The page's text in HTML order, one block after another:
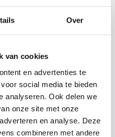
Over
van cookies
en advertenties te
social media te bieden
analyseren. Ook delen we
onze site met onze
en analyse. Deze
combineren met andere